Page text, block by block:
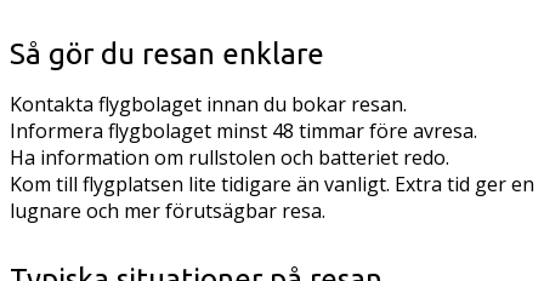
Så gör du resan enklare
Kontakta flygbolaget innan du bokar resan.
Informera flygbolaget minst 48 timmar före avresa.
Ha information om rullstolen och batteriet redo.
Kom till flygplatsen lite tidigare än vanligt. Extra tid ger en
lugnare och mer förutsägbar resa.